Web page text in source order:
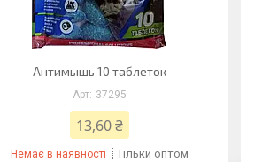
Антимышь 10 таблеток
37295
13,60 ₴
Немає в наявності
Тільки оптом